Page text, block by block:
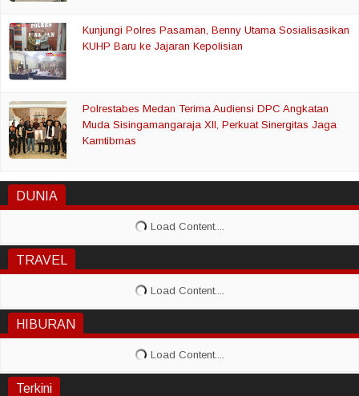
Kunjungi Polres Pasaman, Benny Utama Sosialisasikan
KUHP Baru ke Jajaran Kepolisian
Polrestabes Medan Terima Audiensi DPC Angkatan
Muda Sisingamangaraja XII, Perkuat Sinergitas Jaga
Kamtibmas
DUNIA
TRAVEL
HIBURAN
Terkini